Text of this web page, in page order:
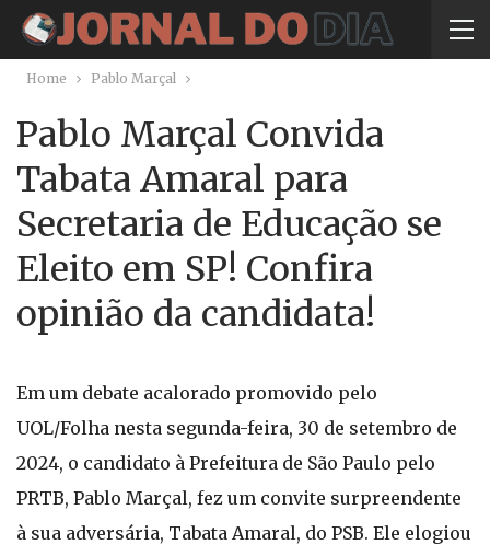
Home Pablo Marçal
Pablo Marçal Convida
Tabata Amaral para
Secretaria de Educação se
Eleito em SP! Confira
opinião da candidata!
Em um debate acalorado promovido pelo
UOL/Folha nesta segunda-feira, 30 de setembro de
2024, o candidato à Prefeitura de São Paulo pelo
PRTB, Pablo Marçal, fez um convite surpreendente
à sua adversária, Tabata Amaral, do PSB. Ele elogiou